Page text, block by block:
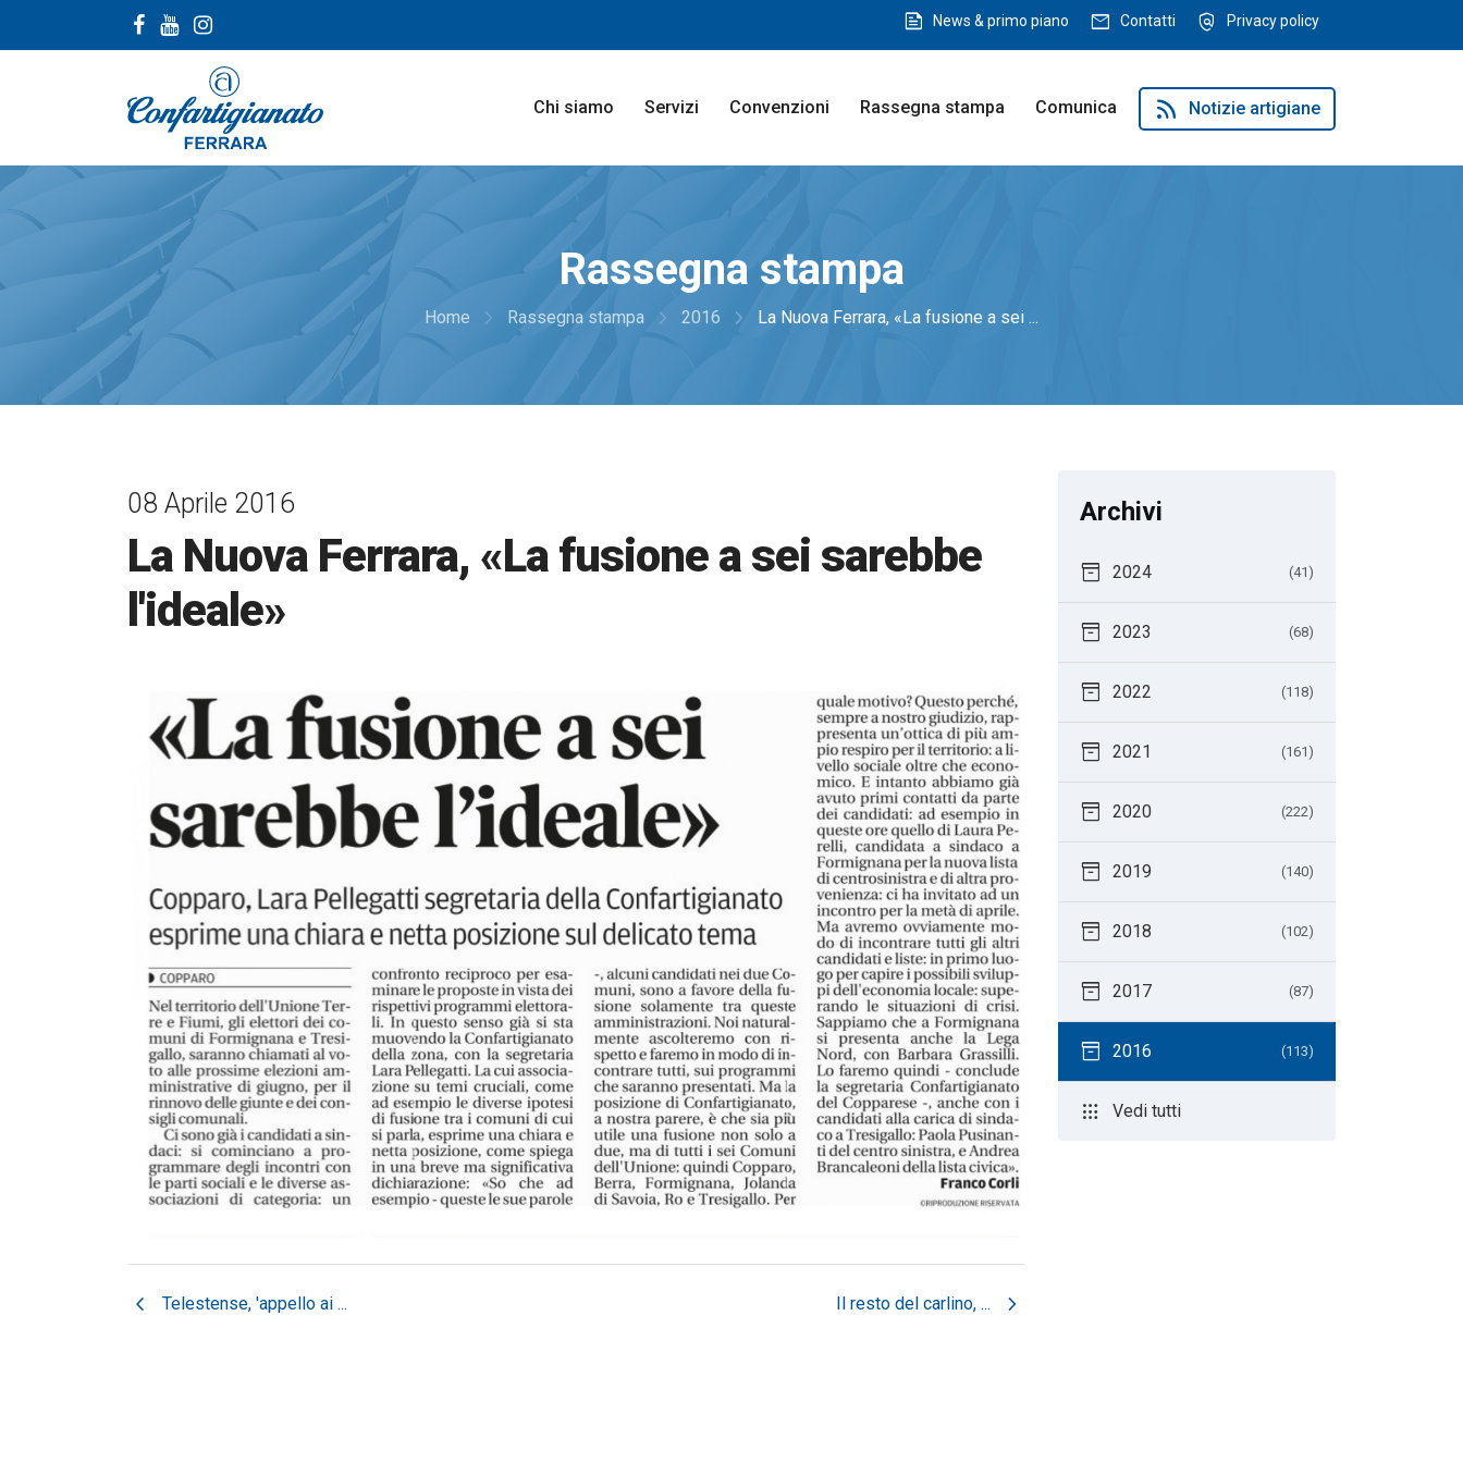
feed News & primo piano mail Contatti policy Privacy policy
Chi siamo Servizi Convenzioni Rassegna stampa Comunica rss_feed Notizie artigiane
Rassegna stampa
Home navigate_next Rassegna stampa navigate_next 2016 navigate_next La Nuova Ferrara, «La fusione a sei ...
08 Aprile 2016
La Nuova Ferrara, «La fusione a sei sarebbe
l'ideale»
chevron_left Telestense, 'appello ai ... Il resto del carlino, ... chevron_right
Archivi
inventory_2 2024 (41)
inventory_2 2023 (68)
inventory_2 2022 (118)
inventory_2 2021 (161)
inventory_2 2020 (222)
inventory_2 2019 (140)
inventory_2 2018 (102)
inventory_2 2017 (87)
inventory_2 2016 (113)
apps Vedi tutti